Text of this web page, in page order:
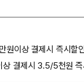
원이상 결제시 즉시할
결제시 3.5/5천원 즉